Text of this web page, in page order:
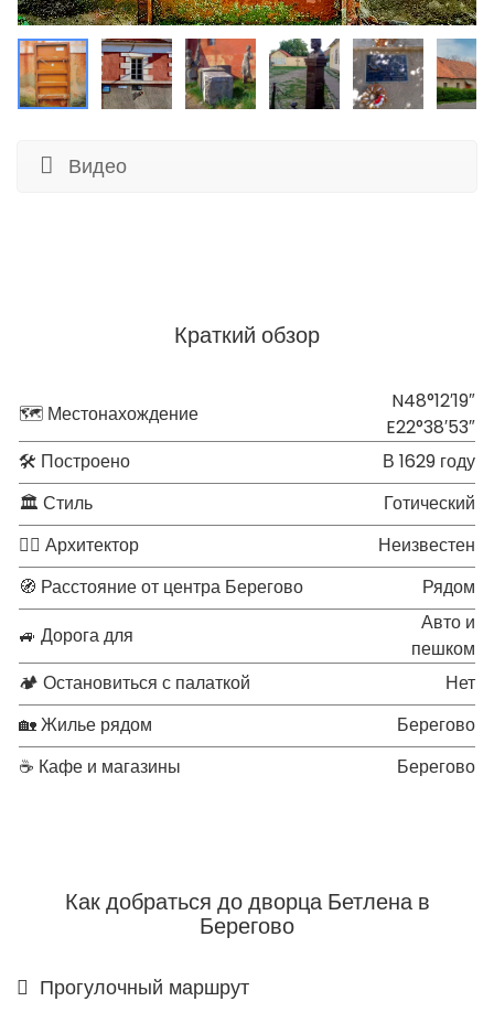
Видео
Краткий обзор
🗺 Местонахождение
N48°12′19″
E22°38′53″
🛠 Построено
В 1629 году
🏛 Стиль
Готический
👷‍♂️ Архитектор
Неизвестен
🧭 Расстояние от центра Берегово
Рядом
🚙 Дорога для
Авто и
пешком
🏕 Остановиться с палаткой
Нет
🏡 Жилье рядом
Берегово
☕ Кафе и магазины
Берегово
Как добраться до дворца Бетлена в
Берегово
Прогулочный маршрут